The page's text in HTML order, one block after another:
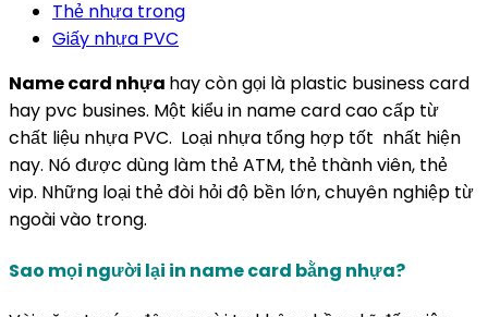
Thẻ nhựa trong
Giấy nhựa PVC
Name card nhựa hay còn gọi là plastic business card
hay pvc busines. Một kiểu in name card cao cấp từ
chất liệu nhựa PVC. Loại nhựa tổng hợp tốt nhất hiện
nay. Nó được dùng làm thẻ ATM, thẻ thành viên, thẻ
vip. Những loại thẻ đòi hỏi độ bền lớn, chuyên nghiệp từ
ngoài vào trong.
Sao mọi người lại in name card bằng nhựa?